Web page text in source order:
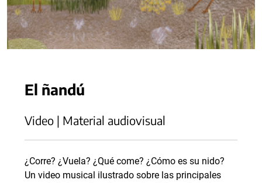
El ñandú
Video | Material audiovisual
¿Corre? ¿Vuela? ¿Qué come? ¿Cómo es su nido?
Un video musical ilustrado sobre las principales